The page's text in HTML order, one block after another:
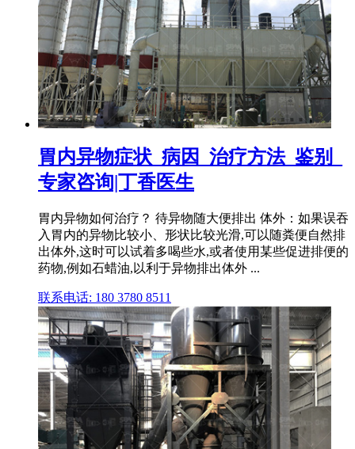
胃内异物症状_病因_治疗方法_鉴别_
专家咨询|丁香医生
胃内异物如何治疗？ 待异物随大便排出 体外：如果误吞
入胃内的异物比较小、形状比较光滑,可以随粪便自然排
出体外,这时可以试着多喝些水,或者使用某些促进排便的
药物,例如石蜡油,以利于异物排出体外 ...
联系电话: 180 3780 8511